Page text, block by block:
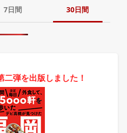
7日間 30日間
弾を出版しました！